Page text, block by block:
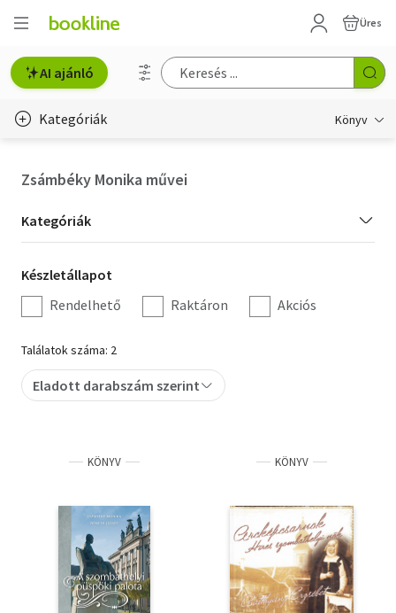
Üres
AI ajánló
Kategóriák Könyv
Hobbi, szabadidő
Irodalom
Művészet
Szakkönyv
Tankönyv, segédkönyv
Társadalomtudomány
Természettudomány
Történelem
Zsámbéky Monika művei
Kategória
szűrés
Kategóriák
Készletállapot
szűrés
Készletállapot
Rendelhető
Raktáron Akciós
Találatok száma: 2
Eladott darabszám szerint
KÖNYV KÖNYV